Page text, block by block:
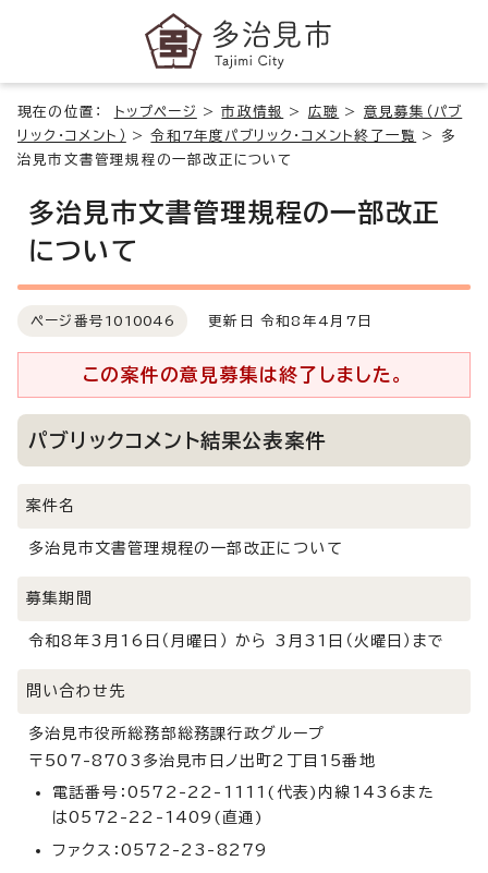
現在の位置： トップページ >市政情報 > 広聴 > 意見募集（パブ
リック・コメント）
>令和7年度パブリック・コメント終了一覧 > 多
治見市文書管理規程の一部改正について
多治見市文書管理規程の一部改正
について
ページ番号 1010046 更新日 令和8年4月7日
この案件の意見募集は終了しました。
パブリックコメント結果公表案件
案件名
多治見市文書管理規程の一部改正について
募集期間
令和8年3月16日（月曜日） から 3月31日（火曜日）まで
問い合わせ先
多治見市役所総務部総務課行政グループ
〒507-8703多治見市日ノ出町2丁目15番地
電話番号：0572-22-1111(代表)内線1436また
は0572-22-1409(直通)
ファクス：0572-23-8279